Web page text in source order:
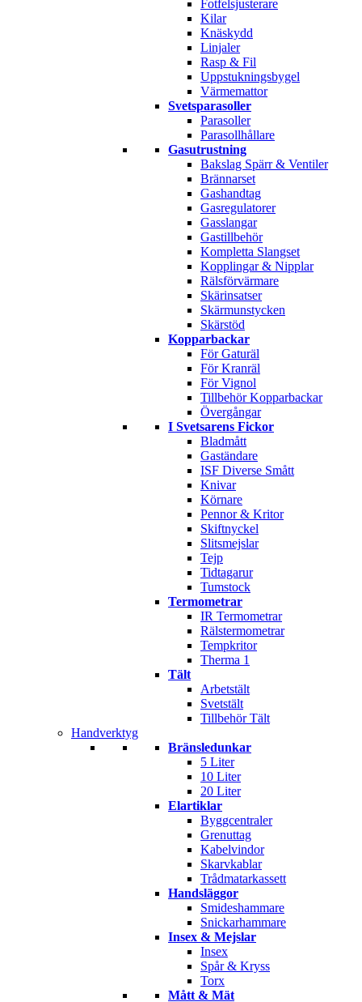
Fotfelsjusterare
Kilar
Knäskydd
Linjaler
Rasp & Fil
Uppstukningsbygel
Värmemattor
Svetsparasoller
Parasoller
Parasollhållare
Gasutrustning
Bakslag Spärr & Ventiler
Brännarset
Gashandtag
Gasregulatorer
Gasslangar
Gastillbehör
Kompletta Slangset
Kopplingar & Nipplar
Rälsförvärmare
Skärinsatser
Skärmunstycken
Skärstöd
Kopparbackar
För Gaturäl
För Kranräl
För Vignol
Tillbehör Kopparbackar
Övergångar
I Svetsarens Fickor
Bladmått
Gaständare
ISF Diverse Smått
Knivar
Körnare
Pennor & Kritor
Skiftnyckel
Slitsmejslar
Tejp
Tidtagarur
Tumstock
Termometrar
IR Termometrar
Rälstermometrar
Tempkritor
Therma 1
Tält
Arbetstält
Svetstält
Tillbehör Tält
Handverktyg
Bränsledunkar
5 Liter
10 Liter
20 Liter
Elartiklar
Byggcentraler
Grenuttag
Kabelvindor
Skarvkablar
Trådmatarkassett
Handsläggor
Smideshammare
Snickarhammare
Insex & Mejslar
Insex
Spår & Kryss
Torx
Mått & Mät